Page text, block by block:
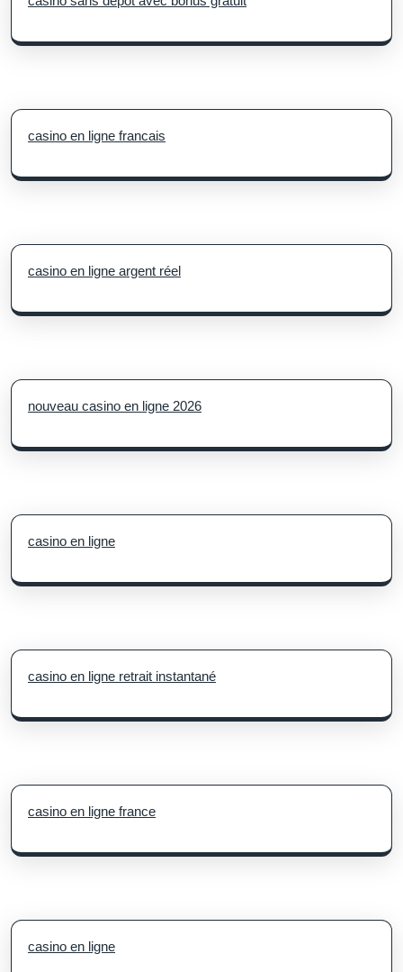
casino en ligne francais
casino en ligne argent réel
nouveau casino en ligne 2026
casino en ligne
casino en ligne retrait instantané
casino en ligne france
casino en ligne